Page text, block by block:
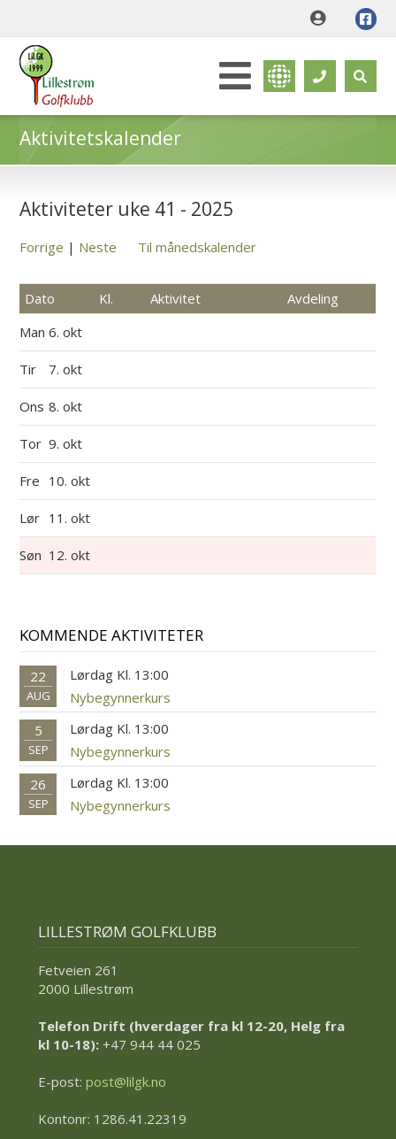
Aktivitetskalender
Aktiviteter uke 41 - 2025
Forrige | Neste Til månedskalender
Dato Kl. Aktivitet
Avdeling
Man6. okt
Tir 7. okt
Ons 8. okt
Tor 9. okt
Fre 10. okt
Lør 11. okt
Søn 12. okt
KOMMENDE AKTIVITETER
22
AUG
Lørdag Kl. 13:00
Nybegynnerkurs
5
SEP
Lørdag Kl. 13:00
Nybegynnerkurs
26
SEP
Lørdag Kl. 13:00
Nybegynnerkurs
LILLESTRØM GOLFKLUBB
Fetveien 261
2000 Lillestrøm
Telefon Drift (hverdager fra kl 12-20, Helg fra
kl 10-18): +47 944 44 025
E-post: post@lilgk.no
Kontonr: 1286.41.22319